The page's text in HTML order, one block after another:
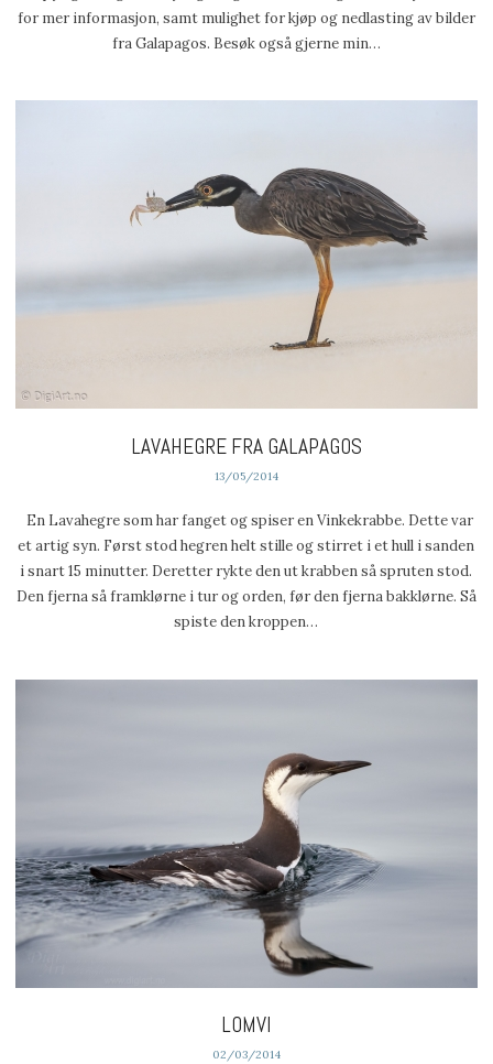
for mer informasjon, samt mulighet for kjøp og nedlasting av bilder
fra Galapagos. Besøk også gjerne min…
LAVAHEGRE FRA GALAPAGOS
13/05/2014
En Lavahegre som har fanget og spiser en Vinkekrabbe. Dette var
et artig syn. Først stod hegren helt stille og stirret i et hull i sanden
i snart 15 minutter. Deretter rykte den ut krabben så spruten stod.
Den fjerna så framklørne i tur og orden, før den fjerna bakklørne. Så
spiste den kroppen…
LOMVI
02/03/2014